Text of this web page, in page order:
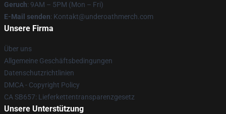
Geruch: 9AM – 5PM (Mon – Fri)
E-Mail senden: Kontakt@underoathmerch.com
Unsere Firma
Über uns
Allgemeine Geschäftsbedingungen
Datenschutzrichtlinien
DMCA - Copyright Policy
CA SB657: Lieferkettentransparenzgesetz
Unsere Unterstützung